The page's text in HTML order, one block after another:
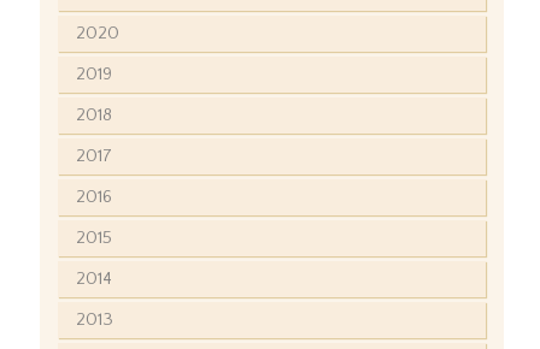
2020
2019
2018
2017
2016
2015
2014
2013